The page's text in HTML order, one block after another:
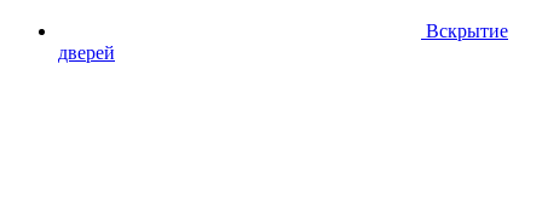
Вскрытие
дверей